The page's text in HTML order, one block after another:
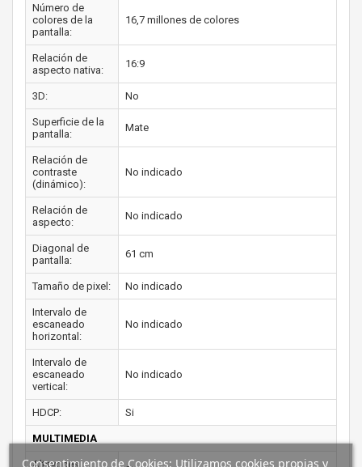
Número de
colores de la
pantalla:
16,7 millones de colores
Relación de
aspecto nativa:
16:9
3D: No
Superficie de la
pantalla:
Mate
Relación de
contraste
(dinámico):
No indicado
Relación de
aspecto:
No indicado
Diagonal de
pantalla:
61 cm
Tamaño de pixel: No indicado
Intervalo de
escaneado
horizontal:
No indicado
Intervalo de
escaneado
vertical:
No indicado
HDCP: Si
MULTIMEDIA
Altavoces
Consentimiento de Cookies: Utilizamos cookies propias y